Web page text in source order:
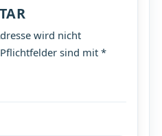
wird nicht
sind mit *